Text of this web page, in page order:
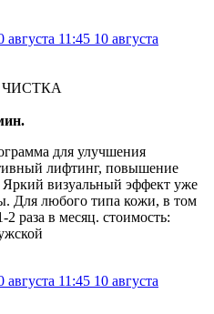
августа 11:45 10 августа
для улучшения
лифтинг, повышение
Яркий визуальный эффект уже
Для любого типа кожи, в том
2 раза в месяц. стоимость:
августа 11:45 10 августа